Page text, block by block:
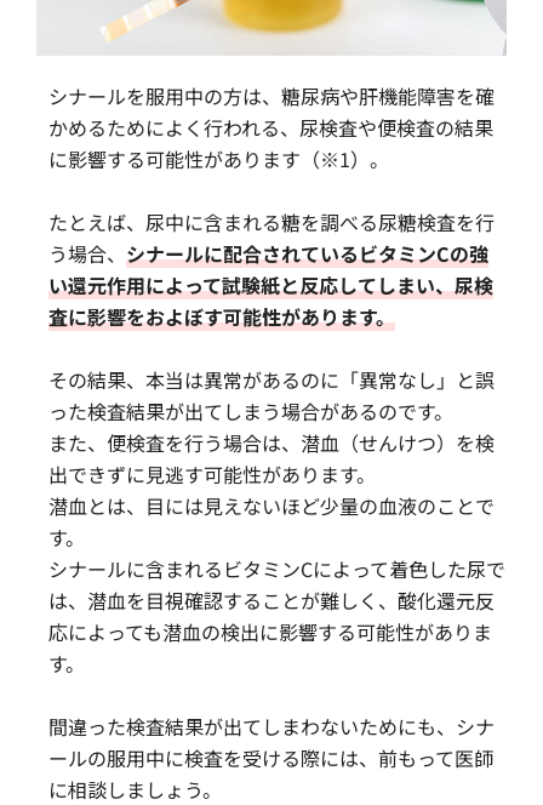
シナールを服用中の方は、糖尿病や肝機能障害を確
かめるためによく行われる、尿検査や便検査の結果
に影響する可能性があります（※1）。
たとえば、尿中に含まれる糖を調べる尿糖検査を行
う場合、 シナールに配合されているビタミンCの強
い還元作用によって試験紙と反応してしまい、尿検
査に影響をおよぼす可能性があります。
その結果、本当は異常があるのに「異常なし」と誤
った検査結果が出てしまう場合があるのです。
また、便検査を行う場合は、潜血（せんけつ）を検
出できずに見逃す可能性があります。
潜血とは、目には見えないほど少量の血液のことで
す。
シナールに含まれるビタミンCによって着色した尿で
は、潜血を目視確認することが難しく、酸化還元反
応によっても潜血の検出に影響する可能性がありま
す。
間違った検査結果が出てしまわないためにも、シナ
ールの服用中に検査を受ける際には、前もって医師
に相談しましょう。